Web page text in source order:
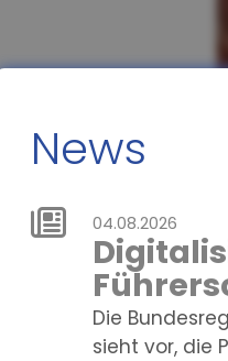
News
04.08.2026
Die
sieht vor, die